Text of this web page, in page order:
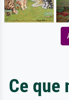
Ce que